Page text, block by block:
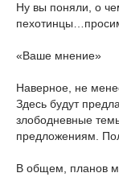
Ну вы поняли, о
«Ваше мнение»
Наверное, не
Здесь будут
злободневные
предложениям.
В общем, планов